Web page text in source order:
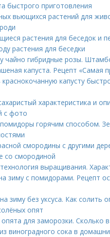
быстрого приготовления
вьющихся растений для
растения для беседок и
растения для беседки
чайно гибридные розы.
капуста. Рецепт «Самая
капусту
характеристика и
с фото
горячим способом.
смородины с другими
со смородиной
выращивания.
зиму с помидорами. Рецепт
зиму без уксуса. Как
опят
для заморозки. Сколько
виноградного сока в